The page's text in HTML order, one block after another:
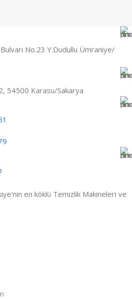
No.23 Y.Dudullu Ümraniye/
54500 Karasu/Sakarya
en köklü Temizlik Makineleri ve